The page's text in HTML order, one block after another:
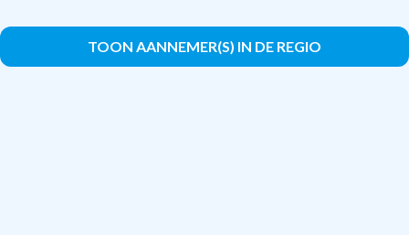
TOON AANNEMER(S) IN DE REGIO